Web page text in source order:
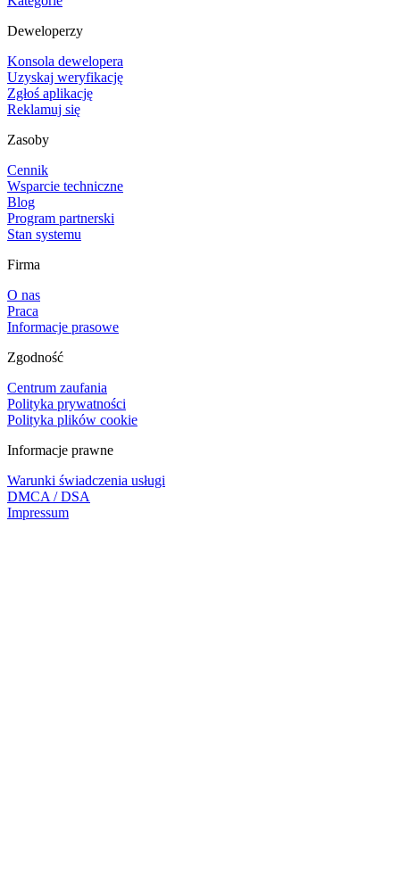
Deweloperzy
Konsola dewelopera
Uzyskaj weryfikację
Zgłoś aplikację
Reklamuj się
Zasoby
Cennik
Wsparcie techniczne
Blog
Program partnerski
Stan systemu
Firma
O nas
Praca
Informacje prasowe
Zgodność
Centrum zaufania
Polityka prywatności
Polityka plików cookie
Informacje prawne
Warunki świadczenia usługi
DMCA / DSA
Impressum